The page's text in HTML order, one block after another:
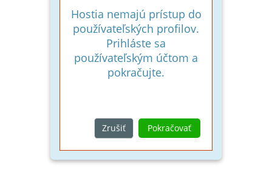
Hostia nemajú prístup do
používateľských profilov.
Prihláste sa
používateľským účtom a
pokračujte.
Zrušiť Pokračovať